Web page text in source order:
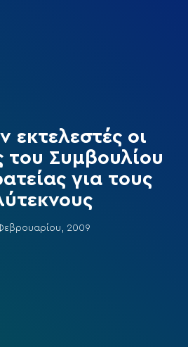
εκτελεστές οι
του Συμβουλίου
για τους
2009